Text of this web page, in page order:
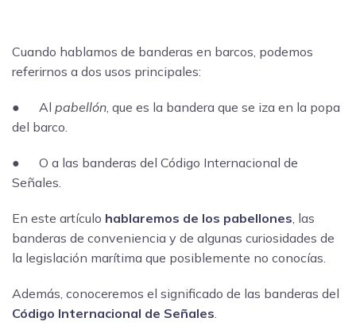
Cuando hablamos de banderas en barcos, podemos
referirnos a dos usos principales:
● Al pabellón , que es la bandera que se iza en la popa
del barco.
● O a las banderas del Código Internacional de
Señales.
En este artículo hablaremos de los pabellones , las
banderas de conveniencia y de algunas curiosidades de
la legislación marítima que posiblemente no conocías.
Además, conoceremos el significado de las banderas del
Código Internacional de Señales